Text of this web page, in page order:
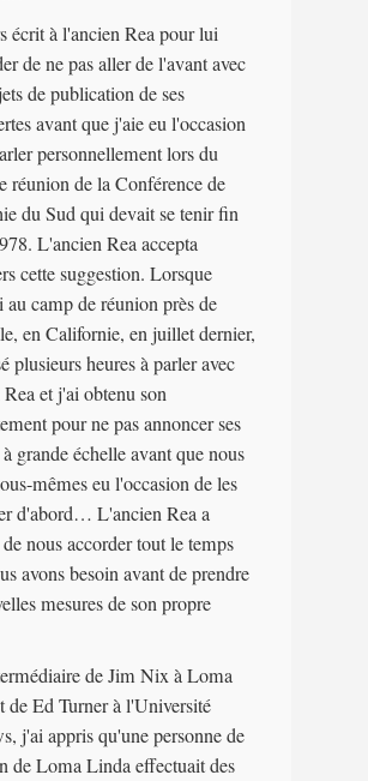
écrit à l'ancien Rea pour lui
de ne pas aller de l'avant avec
de publication de ses
avant que j'aie eu l'occasion
personnellement lors du
réunion de la Conférence de
du Sud qui devait se tenir fin
L'ancien Rea accepta
cette suggestion. Lorsque
au camp de réunion près de
en Californie, en juillet dernier,
plusieurs heures à parler avec
et j'ai obtenu son
pour ne pas annoncer ses
grande échelle avant que nous
mêmes eu l'occasion de les
d'abord… L'ancien Rea a
nous accorder tout le temps
avons besoin avant de prendre
mesures de son propre
de Jim Nix à Loma
de Ed Turner à l'Université
j'ai appris qu'une personne de
de Loma Linda effectuait des